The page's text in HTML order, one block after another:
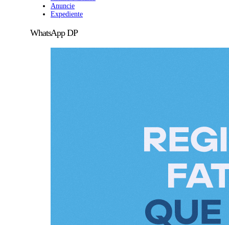
Anuncie
Expediente
WhatsApp DP